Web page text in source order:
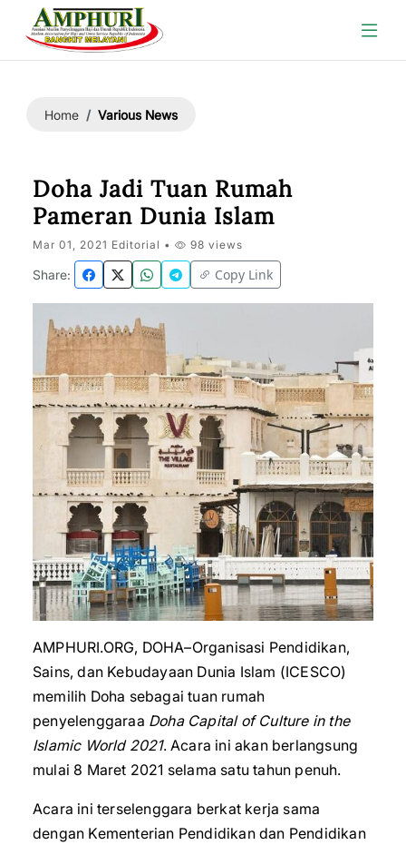
Home Various News
Doha Jadi Tuan Rumah
Pameran Dunia Islam
Mar 01, 2021 Editorial • 98 views
Share: Copy Link
AMPHURI.ORG, DOHA–Organisasi Pendidikan,
Sains, dan Kebudayaan Dunia Islam (ICESCO)
memilih Doha sebagai tuan rumah
penyelenggaraa Doha Capital of Culture in the
Islamic World 2021. Acara ini akan berlangsung
mulai 8 Maret 2021 selama satu tahun penuh.
Acara ini terselenggara berkat kerja sama
dengan Kementerian Pendidikan dan Pendidikan